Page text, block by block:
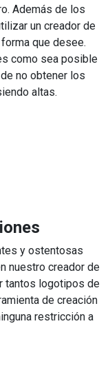
Además de los
un creador de
que desee.
como sea posible
no obtener los
altas.
y ostentosas
nuestro creador de
tantos logotipos de
de creación
restricción a